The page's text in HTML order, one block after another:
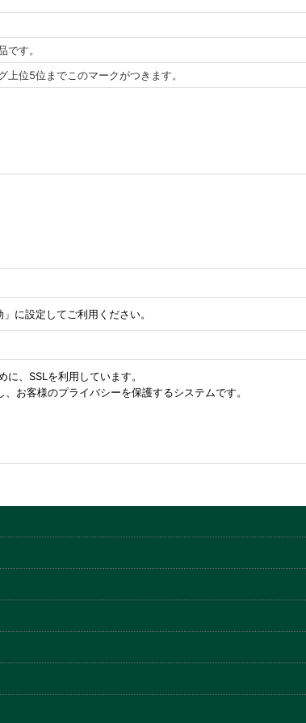
です。
上位5位までこのマークがつきます。
に設定してご利用ください。
、SSLを利用しています。
お客様のプライバシーを保護するシステムです。